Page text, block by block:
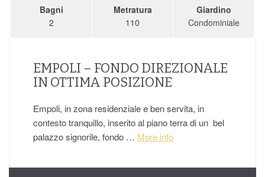
Bagni
2
Metratura
110
Giardino
Condominiale
EMPOLI – FONDO DIREZIONALE
IN OTTIMA POSIZIONE
Empoli, in zona residenziale e ben servita, in
contesto tranquillo, inserito al piano terra di un bel
palazzo signorile, fondo … More info